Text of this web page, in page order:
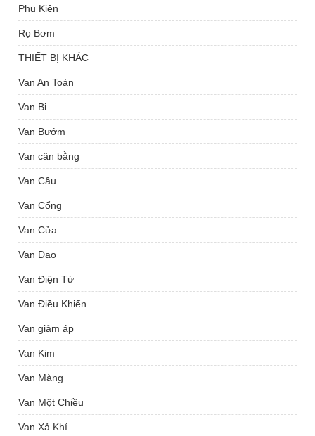
Phụ Kiện
Rọ Bơm
THIẾT BỊ KHÁC
Van An Toàn
Van Bi
Van Bướm
Van cân bằng
Van Cầu
Van Cổng
Van Cửa
Van Dao
Van Điện Từ
Van Điều Khiển
Van giảm áp
Van Kim
Van Màng
Van Một Chiều
Van Xả Khí